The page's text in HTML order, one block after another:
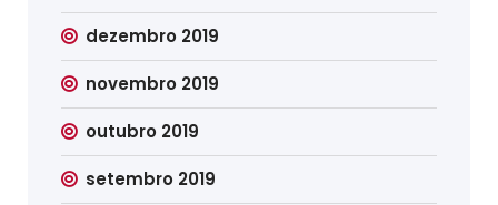
dezembro 2019
novembro 2019
outubro 2019
setembro 2019